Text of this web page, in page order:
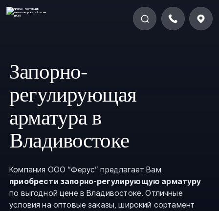
Запорно-
регулирующая
арматура в
Владивостоке
Компания ООО “Ферус” предлагает Вам
приобрести запорно-регулирующую арматуру
по выгодной цене в Владивостоке. Отличные
условия на оптовые заказы, широкий сортамент